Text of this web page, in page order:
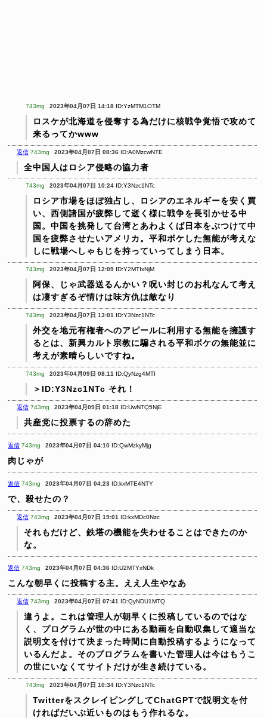
743mg 2023年04月07日 14:18 ID:YzMTM1OTM
ロスケが北海道を侵奪する為だけに核戦争覚悟で攻めて
来るってかwww
返信 743mg 2023年04月07日 08:36 ID:A0MzcwNTE
全中国人はロシア侵略の協力者
743mg 2023年04月07日 10:24 ID:Y3Nzc1NTc
ロシア市場をほぼ独占し、ロシアのエネルギーを安く買
い、西側諸国が疲弊して逝く様に戦争を長引かせる中
国。中国を挑発して台湾とあわよくば日本をぶつけて中
国を疲弊させたいアメリカ。平和ボケした無能が考えな
しに戦場へしゃもじを持っていってしまう日本。
743mg 2023年04月07日 12:09 ID:Y2MTIxNjM
阿保、じゃ武器送るんかい？呪い封じのお札なんて考え
は凄すぎるぞ情けは味方仇は敵なり
743mg 2023年04月07日 13:01 ID:Y3Nzc1NTc
外交を地元有権者へのアピールに利用する無能を擁護す
るとは、新興カルト宗教に騙される平和ボケの無能並に
考えが素晴らしいですね。
743mg 2023年04月09日 08:11 ID:QyNzg4MTI
＞ID:Y3Nzc1NTc それ！
返信 743mg 2023年04月09日 01:18 ID:UwNTQ5NjE
共産党に投票するの辞めた
返信 743mg 2023年04月07日 04:10 ID:QwMzkyMjg
肉じゃが
返信 743mg 2023年04月07日 04:23 ID:kxMTE4NTY
で、殺せたの？
返信 743mg 2023年04月07日 19:01 ID:kxMDc0Nzc
それもだけど、鉄塔の機能を失わせることはできたのか
な。
返信 743mg 2023年04月07日 04:36 ID:U2MTYxNDk
こんな朝早くに投稿する主。ええ人生やなあ
返信 743mg 2023年04月07日 07:41 ID:QyNDU1MTQ
違うよ。これは管理人が朝早くに投稿しているのではな
く、プログラムが世の中にある動画を自動収集して適当な
説明文を付けて決まった時間に自動投稿するようになって
いるんだよ。そのプログラムを書いた管理人は今はもうこ
の世にいなくてサイトだけが生き続けている。
743mg 2023年04月07日 10:34 ID:Y3Nzc1NTc
TwitterをスクレイピングしてChatGPTで説明文を付
ければだいぶ近いものはもう作れるな。